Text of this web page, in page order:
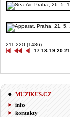
211-220 (1486)
17 18 19 20 21
MUZIKUS.CZ
info
kontakty